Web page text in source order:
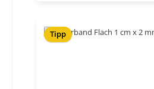
Tipp